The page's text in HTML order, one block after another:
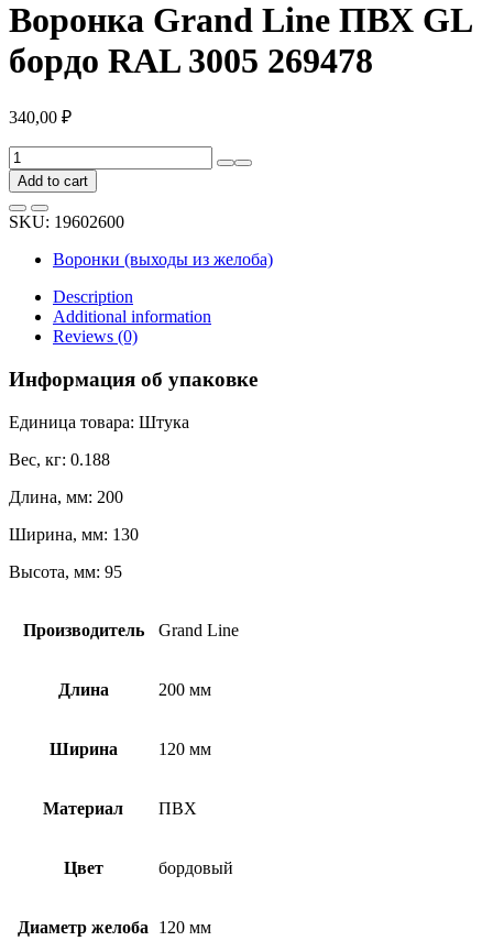
Воронка Grand Line ПВХ GL
бордо RAL 3005 269478
340,00 ₽
Воронка
Grand
Line
ПВХ
GL
бордо
3005
269478
quantity
Add to cart
SKU: 19602600
Воронки (выходы из желоба)
Description
Additional information
Reviews (0)
Информация об упаковке
Единица товара: Штука
Вес, кг: 0.188
Длина, мм: 200
Ширина, мм: 130
Высота, мм: 95
Производитель Grand Line
Длина 200 мм
Ширина 120 мм
Материал ПВХ
Цвет бордовый
Диаметр желоба 120 мм